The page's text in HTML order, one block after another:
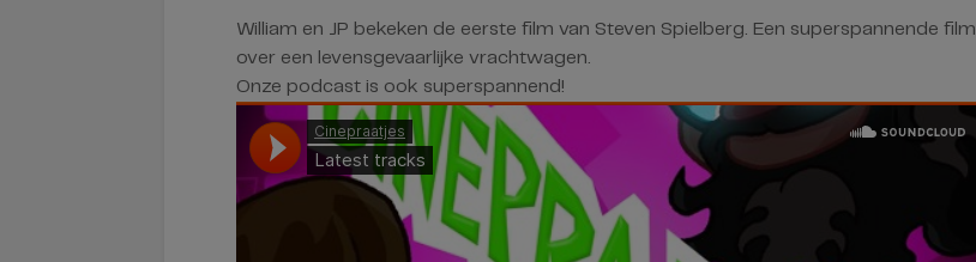
William en JP bekeken de eerste film van Steven Spielberg. Een superspannende film
over een levensgevaarlijke vrachtwagen.
Onze podcast is ook superspannend!